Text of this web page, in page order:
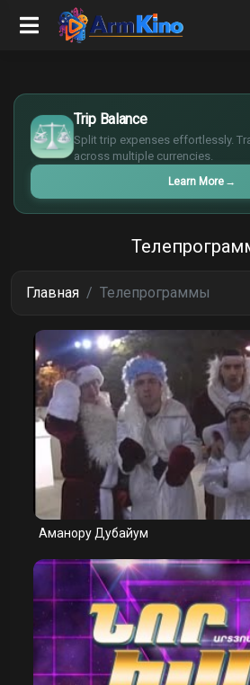
Trip Balance
Split trip expenses effortlessly.
across multiple currencies.
Learn More →
$
¥
£
Главная Телепрограммы
Аманору Дубайум